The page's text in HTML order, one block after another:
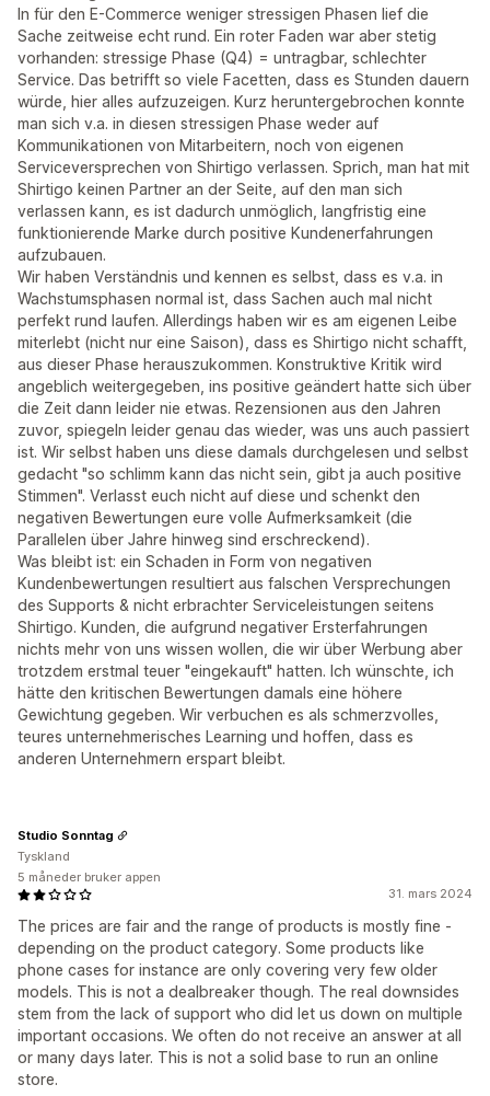
In für den E-Commerce weniger stressigen Phasen lief die
Sache zeitweise echt rund. Ein roter Faden war aber stetig
vorhanden: stressige Phase (Q4) = untragbar, schlechter
Service. Das betrifft so viele Facetten, dass es Stunden dauern
würde, hier alles aufzuzeigen. Kurz heruntergebrochen konnte
man sich v.a. in diesen stressigen Phase weder auf
Kommunikationen von Mitarbeitern, noch von eigenen
Serviceversprechen von Shirtigo verlassen. Sprich, man hat mit
Shirtigo keinen Partner an der Seite, auf den man sich
verlassen kann, es ist dadurch unmöglich, langfristig eine
funktionierende Marke durch positive Kundenerfahrungen
aufzubauen.
Wir haben Verständnis und kennen es selbst, dass es v.a. in
Wachstumsphasen normal ist, dass Sachen auch mal nicht
perfekt rund laufen. Allerdings haben wir es am eigenen Leibe
miterlebt (nicht nur eine Saison), dass es Shirtigo nicht schafft,
aus dieser Phase herauszukommen. Konstruktive Kritik wird
angeblich weitergegeben, ins positive geändert hatte sich über
die Zeit dann leider nie etwas. Rezensionen aus den Jahren
zuvor, spiegeln leider genau das wieder, was uns auch passiert
ist. Wir selbst haben uns diese damals durchgelesen und selbst
gedacht "so schlimm kann das nicht sein, gibt ja auch positive
Stimmen". Verlasst euch nicht auf diese und schenkt den
negativen Bewertungen eure volle Aufmerksamkeit (die
Parallelen über Jahre hinweg sind erschreckend).
Was bleibt ist: ein Schaden in Form von negativen
Kundenbewertungen resultiert aus falschen Versprechungen
des Supports & nicht erbrachter Serviceleistungen seitens
Shirtigo. Kunden, die aufgrund negativer Ersterfahrungen
nichts mehr von uns wissen wollen, die wir über Werbung aber
trotzdem erstmal teuer "eingekauft" hatten. Ich wünschte, ich
hätte den kritischen Bewertungen damals eine höhere
Gewichtung gegeben. Wir verbuchen es als schmerzvolles,
teures unternehmerisches Learning und hoffen, dass es
anderen Unternehmern erspart bleibt.
31. mars 2024
The prices are fair and the range of products is mostly fine -
depending on the product category. Some products like
phone cases for instance are only covering very few older
models. This is not a dealbreaker though. The real downsides
stem from the lack of support who did let us down on multiple
important occasions. We often do not receive an answer at all
or many days later. This is not a solid base to run an online
store.
Studio Sonntag
Tyskland
5 måneder bruker appen